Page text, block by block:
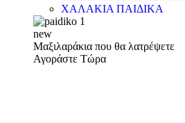
ΧΑΛΑΚΙΑ ΠΑΙΔΙΚΑ
new
Μαξιλαράκια που θα λατρέψετε
Αγοράστε Τώρα